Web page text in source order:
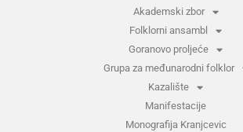
Akademski zbor
Folklorni ansambl
Goranovo proljeće
Grupa za međunarodni folklor
Kazalište
Manifestacije
Monografija Kranjcevic